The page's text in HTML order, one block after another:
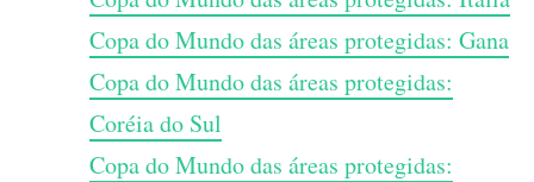
Copa do Mundo das áreas protegidas: Gana
Copa do Mundo das áreas protegidas:
Coréia do Sul
Copa do Mundo das áreas protegidas: